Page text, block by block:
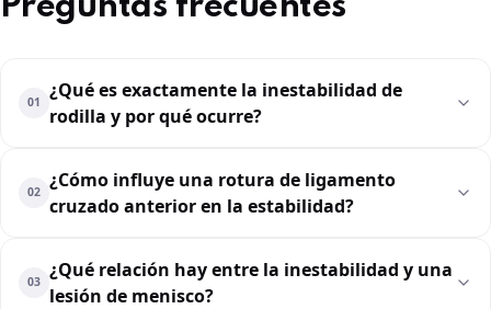
01
¿Qué es exactamente la inestabilidad de
rodilla y por qué ocurre?
02
¿Cómo influye una rotura de ligamento
cruzado anterior en la estabilidad?
03
¿Qué relación hay entre la inestabilidad y una
lesión de menisco?